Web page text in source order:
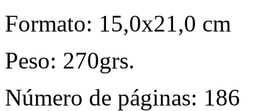
Formato: 15,0x21,0 cm
Peso: 270grs.
Número de páginas: 186